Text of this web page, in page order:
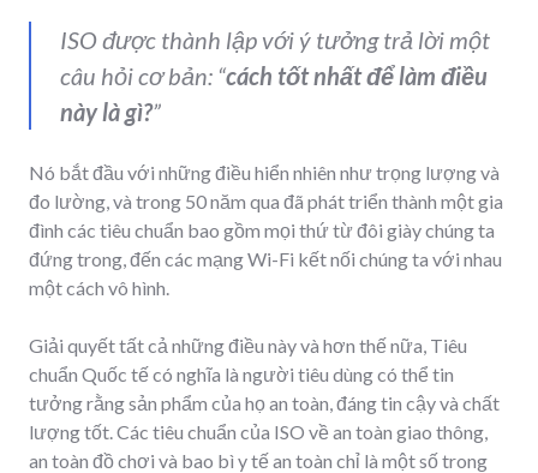
ISO được thành lập với ý tưởng trả lời một
câu hỏi cơ bản: “cách tốt nhất để làm điều
này là gì?”
Nó bắt đầu với những điều hiển nhiên như trọng lượng và
đo lường, và trong 50 năm qua đã phát triển thành một gia
đình các tiêu chuẩn bao gồm mọi thứ từ đôi giày chúng ta
đứng trong, đến các mạng Wi-Fi kết nối chúng ta với nhau
một cách vô hình.
Giải quyết tất cả những điều này và hơn thế nữa, Tiêu
chuẩn Quốc tế có nghĩa là người tiêu dùng có thể tin
tưởng rằng sản phẩm của họ an toàn, đáng tin cậy và chất
lượng tốt. Các tiêu chuẩn của ISO về an toàn giao thông,
an toàn đồ chơi và bao bì y tế an toàn chỉ là một số trong